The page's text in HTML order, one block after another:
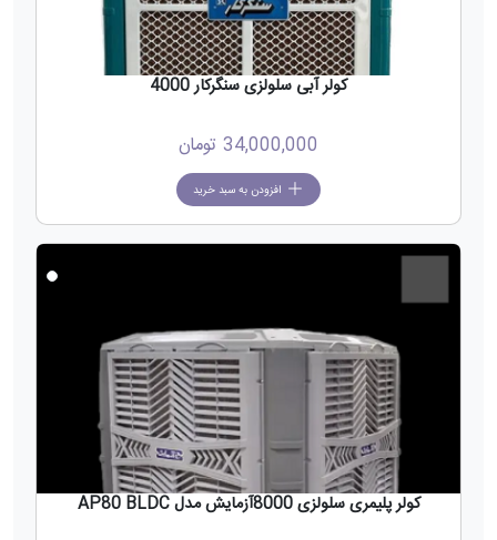
کولر آبی سلولزی سنگرکار 4000
34,000,000 تومان
افزودن به سبد خرید
کولر پلیمری سلولزی 8000آزمایش مدل AP80 BLDC